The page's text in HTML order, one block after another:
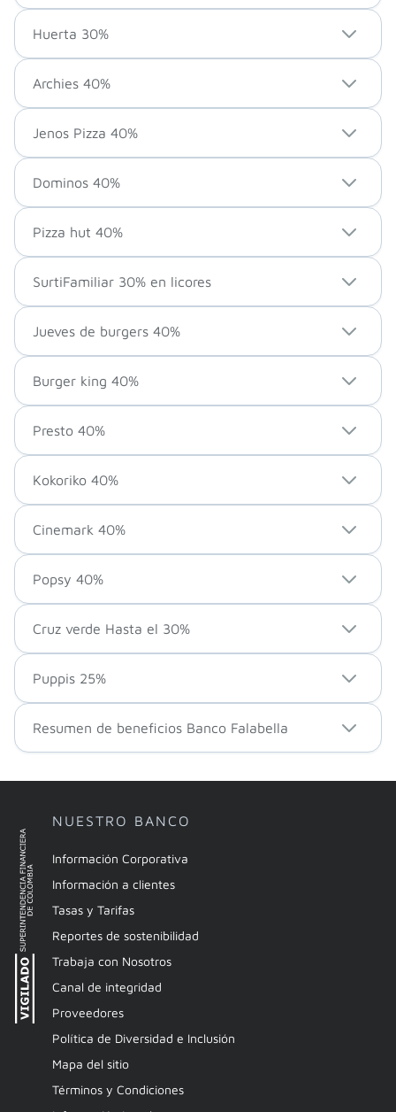
Huerta 30%
Archies 40%
Jenos Pizza 40%
Dominos 40%
Pizza hut 40%
SurtiFamiliar 30% en licores
Jueves de burgers 40%
Burger king 40%
Presto 40%
Kokoriko 40%
Cinemark 40%
Popsy 40%
Cruz verde Hasta el 30%
Puppis 25%
Resumen de beneficios Banco Falabella
NUESTRO BANCO
Información Corporativa
Información a clientes
Tasas y Tarifas
Reportes de sostenibilidad
Trabaja con Nosotros
Canal de integridad
Proveedores
Política de Diversidad e Inclusión
Mapa del sitio
Términos y Condiciones